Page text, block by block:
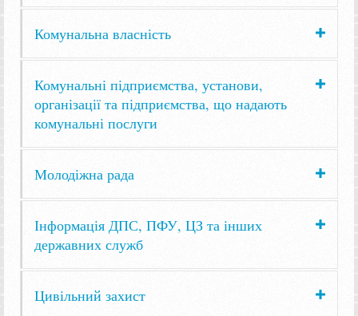
Комунальна власність
Комунальні підприємства, установи,
організації та підприємства, що надають
комунальні послуги
Молодіжна рада
Інформація ДПС, ПФУ, ЦЗ та інших
державних служб
Цивільний захист